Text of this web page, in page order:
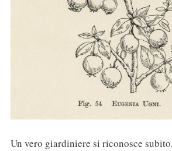
Un vero giardiniere si riconosce